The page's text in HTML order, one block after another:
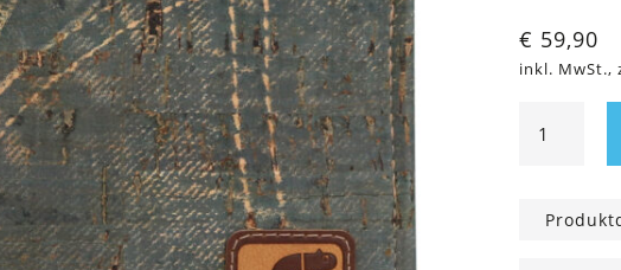
€ 59,90
inkl. MwSt.,
Jeans
Menge